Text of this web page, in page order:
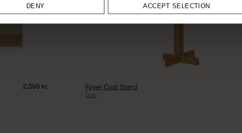
DENY ACCEPT SELECTION
2.595kr. Foyer Coat Stand
Oak